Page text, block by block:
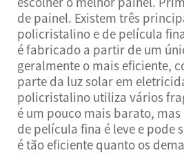
de painel. Existem três
policristalino e de película
é fabricado a partir de um
geralmente o mais eficiente,
parte da luz solar em
policristalino utiliza vários
é um pouco mais barato, mas
de película fina é leve e pode
é tão eficiente quanto os